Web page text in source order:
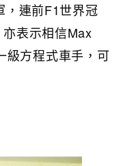
，連前F1世界冠
表示相信Max
級方程式車手，可